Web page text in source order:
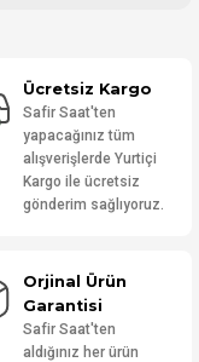
Ücretsiz Kargo
Safir Saat'ten
yapacağınız tüm
alışverişlerde Yurtiçi
Kargo ile ücretsiz
gönderim sağlıyoruz.
Orjinal Ürün
Garantisi
Safir Saat'ten
aldığınız her ürün